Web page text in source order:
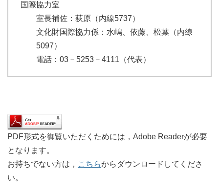
国際協力室
室長補佐：荻原（内線5737）
文化財国際協力係：水嶋、依藤、松葉（内線
5097）
電話：03－5253－4111（代表）
PDF形式を御覧いただくためには，Adobe Readerが必要
となります。
お持ちでない方は， こちらからダウンロードしてくださ
い。